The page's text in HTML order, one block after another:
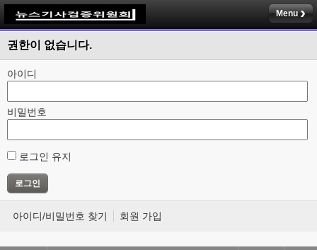
Menu
권한이 없습니다.
아이디
비밀번호
로그인 유지
아이디/비밀번호 찾기 회원 가입